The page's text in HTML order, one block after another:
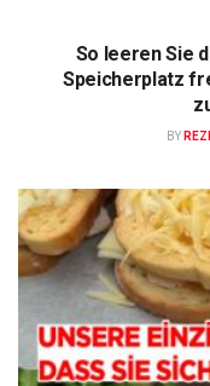
So leeren Sie
Speicherplatz
BY